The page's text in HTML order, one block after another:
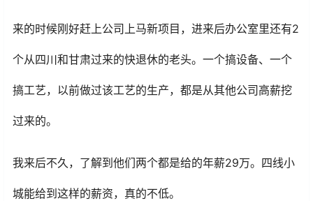
来的时候刚好赶上公司上马新项目，进来后办公室里还有2
个从四川和甘肃过来的快退休的老头。一个搞设备、一个
搞工艺，以前做过该工艺的生产，都是从其他公司高薪挖
过来的。
我来后不久，了解到他们两个都是给的年薪29万。四线小
城能给到这样的薪资，真的不低。